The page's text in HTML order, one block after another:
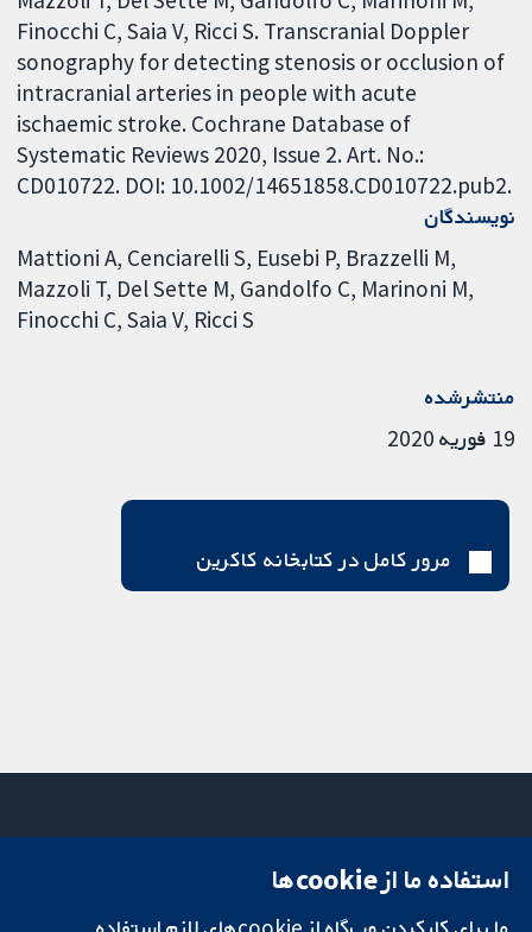
Finocchi C, Saia V, Ricci S. Transcranial Doppler
sonography for detecting stenosis or occlusion of
intracranial arteries in people with acute
ischaemic stroke. Cochrane Database of
Systematic Reviews 2020, Issue 2. Art. No.:
CD010722. DOI: 10.1002/14651858.CD010722.pub2.
نویسندگان
Mattioni A Cenciarelli S Eusebi P Brazzelli M
Mazzoli T Del Sette M Gandolfo C Marinoni M
Finocchi C Saia V Ricci S
منتشرشده
19 فوریه 2020
مرور کامل در کتابخانه کاکرین
تحقیقات قابل
میدان کاوندیش
استفاده ما از cookie‌ها